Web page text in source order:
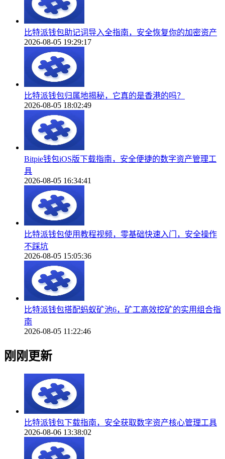
比特派钱包助记词导入全指南，安全恢复你的加密资产
2026-08-05 19:29:17
比特派钱包归属地揭秘，它真的是香港的吗？
2026-08-05 18:02:49
Bitpie钱包iOS版下载指南，安全便捷的数字资产管理工
具
2026-08-05 16:34:41
比特派钱包使用教程视频，零基础快速入门，安全操作
不踩坑
2026-08-05 15:05:36
比特派钱包搭配蚂蚁矿池6，矿工高效挖矿的实用组合指
南
2026-08-05 11:22:46
刚刚更新
比特派钱包下载指南，安全获取数字资产核心管理工具
2026-08-06 13:38:02